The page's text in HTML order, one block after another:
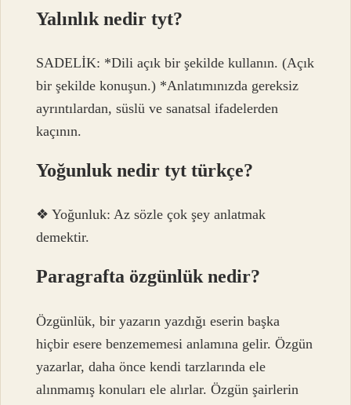
Yalınlık nedir tyt?
SADELİK: *Dili açık bir şekilde kullanın. (Açık
bir şekilde konuşun.) *Anlatımınızda gereksiz
ayrıntılardan, süslü ve sanatsal ifadelerden
kaçının.
Yoğunluk nedir tyt türkçe?
❖ Yoğunluk: Az sözle çok şey anlatmak
demektir.
Paragrafta özgünlük nedir?
Özgünlük, bir yazarın yazdığı eserin başka
hiçbir esere benzememesi anlamına gelir. Özgün
yazarlar, daha önce kendi tarzlarında ele
alınmamış konuları ele alırlar. Özgün şairlerin